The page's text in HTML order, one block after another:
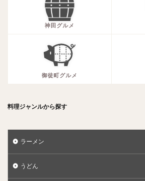
神田グルメ
御徒町グルメ
料理ジャンルから探す
ラーメン
うどん